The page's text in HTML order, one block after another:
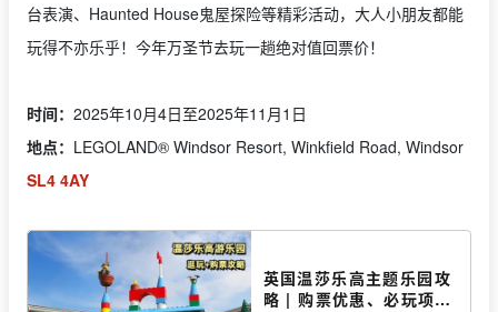
台表演、Haunted House鬼屋探险等精彩活动，大人小朋友都能
玩得不亦乐乎！今年万圣节去玩一趟绝对值回票价！
时间： 2025年10月4日至2025年11月1日
地点： LEGOLAND® Windsor Resort, Winkfield Road, Windsor
SL4 4AY
英国温莎乐高主题乐园攻
略 | 购票优惠、必玩项